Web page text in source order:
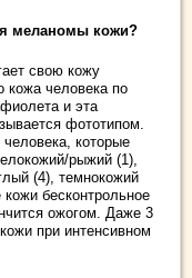
меланомы кожи?
свою кожу
кожа человека по
и эта
фототипом.
которые
рыжий (1),
(4), темнокожий
бесконтрольное
ожогом. Даже 3
при интенсивном